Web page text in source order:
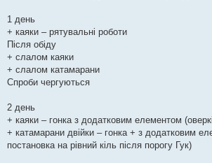
1 день
+ каяки – рятувальні роботи
Після обіду
+ слалом каяки
+ слалом катамарани
Спроби чергуються
2 день
+ каяки – гонка з додатковим елементом
+ катамарани двійки – гонка + з додатковим
постановка на рівний кіль після порогу Гук)